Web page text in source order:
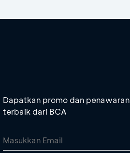
Dapatkan promo dan penawaran
terbaik dari BCA